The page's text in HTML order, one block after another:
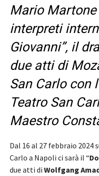
Mario
interpreti
Giovanni”, il
due atti di
San Carlo con
Teatro San
Maestro
Dal 16 al 27 febbraio 2024
Carlo a Napoli ci sarà il “
due atti di Wolfgang